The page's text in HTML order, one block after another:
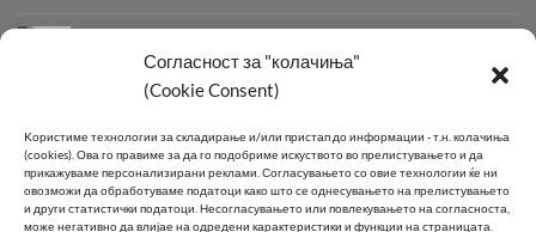
Согласност за "колачиња"
(Cookie Consent)
Kористиме технологии за складирање и/или пристап до информации - т.н. колачиња
(cookies).Ова го правиме за да го подобриме искуството во прелистувањето и да
прикажуваме персонализирани реклами.Согласувањето со овие технологии ќе ни
овозможи да обработуваме податоци како што се однесувањето на прелистувањето
и други статистички податоци.Несогласувањето или повлекувањето на согласноста,
може негативно да влијае на одредени карактеристики и функции на страницата.
решение
максимална
ефикасност
подготовка
на
топла
вода
во
–
инвестиција
со
брз
Системи за Греење и Ладење
Придобивки
Современи
Системи
за
КОНТАКТ
Телефон:+389 2 2581 800